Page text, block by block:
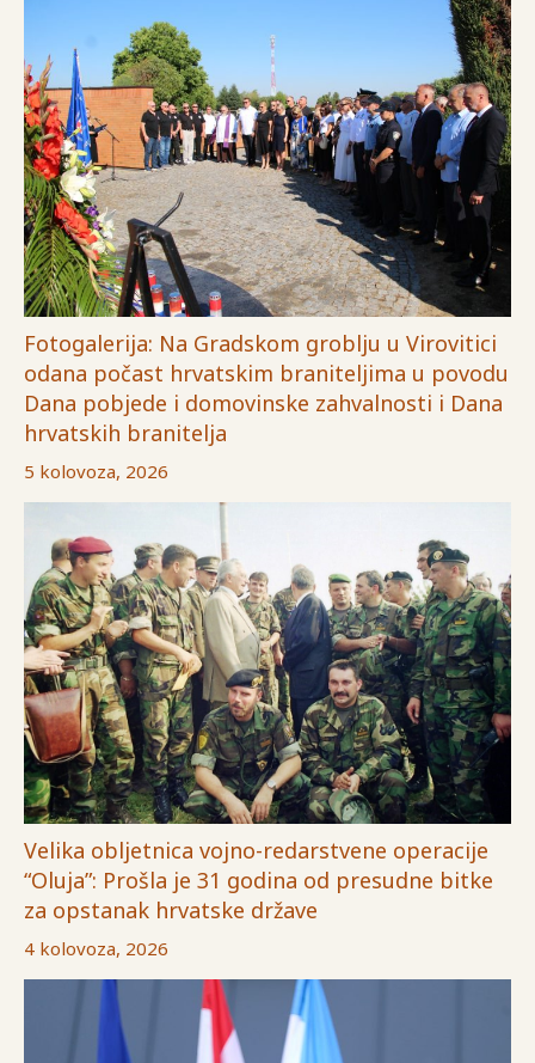
Fotogalerija: Na Gradskom groblju u Virovitici
odana počast hrvatskim braniteljima u povodu
Dana pobjede i domovinske zahvalnosti i Dana
hrvatskih branitelja
5 kolovoza, 2026
Velika obljetnica vojno-redarstvene operacije
“Oluja”: Prošla je 31 godina od presudne bitke
za opstanak hrvatske države
4 kolovoza, 2026